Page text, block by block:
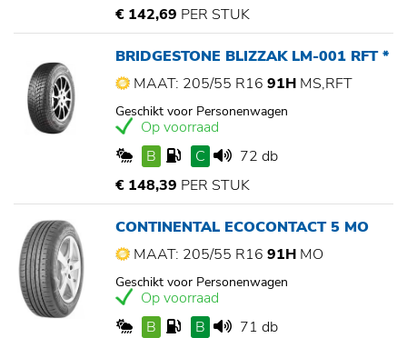
€ 142,69 PER STUK
BRIDGESTONE BLIZZAK LM-001 RFT *
MAAT: 205/55 R16 91H MS,RFT
Geschikt voor Personenwagen
Op voorraad
B
C
72 db
€ 148,39 PER STUK
CONTINENTAL ECOCONTACT 5 MO
MAAT: 205/55 R16 91H MO
Geschikt voor Personenwagen
Op voorraad
B
B
71 db